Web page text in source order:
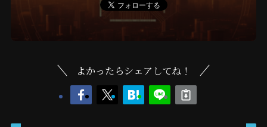
よかったらシェアしてね！